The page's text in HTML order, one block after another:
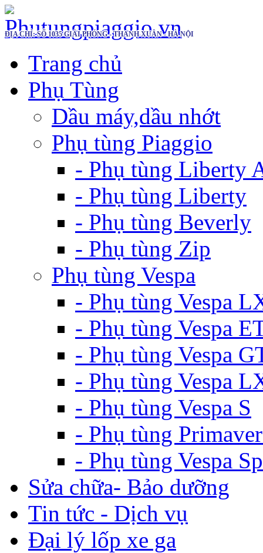
ĐỊA CHỈ: SỐ 1035 GIẢI PHÓNG - THANH XUÂN - HÀ NỘI
Trang chủ
Phụ Tùng
Dầu máy,dầu nhớt
Phụ tùng Piaggio
- Phụ tùng Liberty
- Phụ tùng Liberty
- Phụ tùng Beverly
- Phụ tùng Zip
Phụ tùng Vespa
- Phụ tùng Vespa
- Phụ tùng Vespa
- Phụ tùng Vespa
- Phụ tùng Vespa
- Phụ tùng Vespa S
- Phụ tùng
- Phụ tùng Vespa
Sửa chữa- Bảo dưỡng
Tin tức - Dịch vụ
Đại lý lốp xe ga